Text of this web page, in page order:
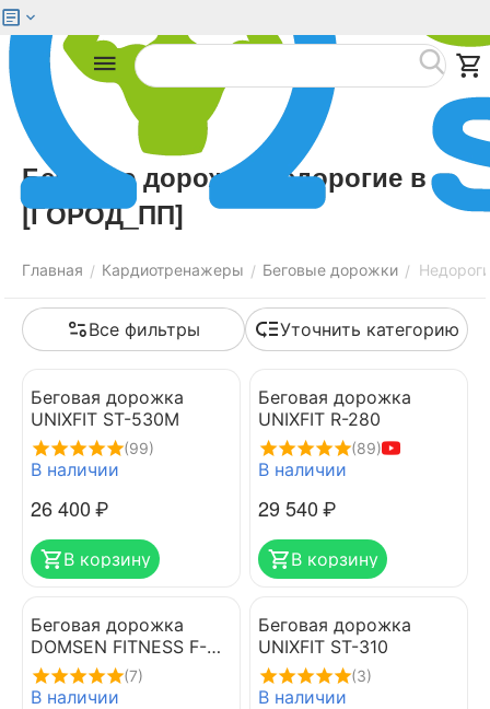
Беговые дорожки недорогие в
[ГОРОД_ПП]
Главная / Кардиотренажеры / Беговые дорожки /
Все фильтры Уточнить категорию
Беговая дорожка
UNIXFIT ST-530M
(99)
В наличии
26 400₽
В корзину
Беговая дорожка
UNIXFIT R-280
(89)
В наличии
29 540₽
В корзину
Беговая дорожка
DOMSEN FITNESS F-
130
(7)
В наличии
Беговая дорожка
UNIXFIT ST-310
(3)
В наличии
Меню Найти